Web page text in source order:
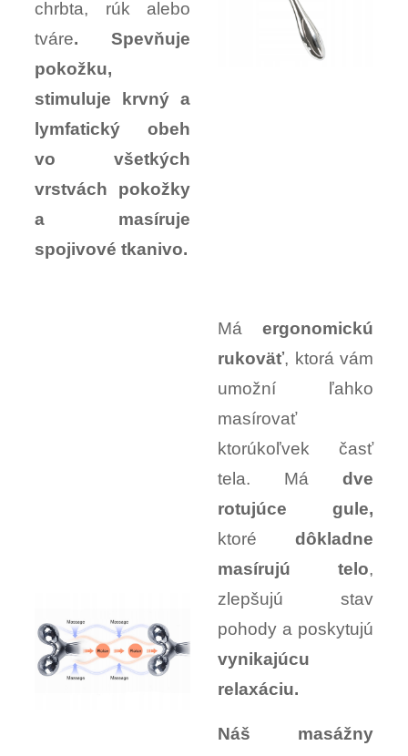
chrbta, rúk alebo
tváre.
Spevňuje
pokožku,
stimuluje krvný a
lymfatický obeh
vo všetkých
vrstvách pokožky
a masíruje
spojivové tkanivo.
Má ergonomickú
rukoväť, ktorá vám
umožní ľahko
masírovať
ktorúkoľvek časť
tela. Má dve
rotujúce gule,
ktoré dôkladne
masírujú telo,
zlepšujú stav
pohody a poskytujú
vynikajúcu
relaxáciu.
Náš masážny